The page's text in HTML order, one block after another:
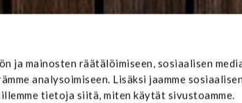
ja mainosten räätälöimiseen, sosiaalisen
analysoimiseen. Lisäksi jaamme
tietoja siitä, miten käytät sivustoamme.